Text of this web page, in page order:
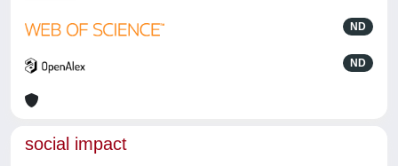
ND
ND
social impact